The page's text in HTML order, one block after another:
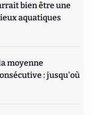
bien être une
aquatiques
moyenne
: jusqu'où